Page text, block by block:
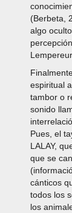
(Berbeta,
algo
espiritual
tambor o
sonido
Pues, el
LALAY,
que se
cánticos
todos los
los